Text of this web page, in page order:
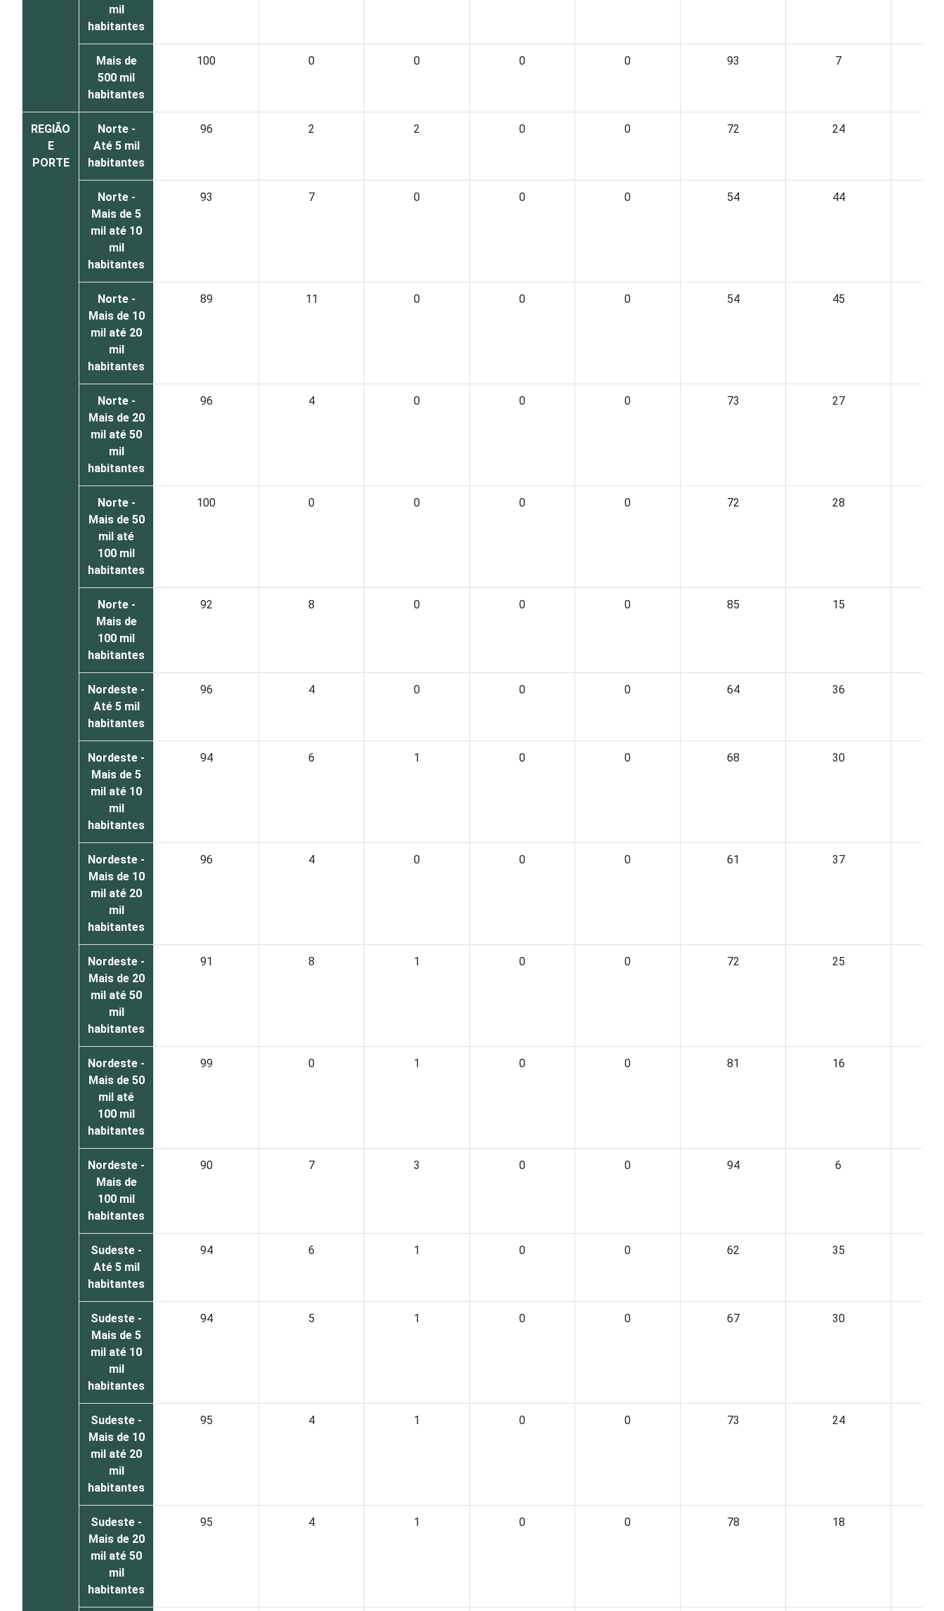
mil
habitantes
Mais de
500 mil
habitantes
100 0 0 0 0 93 7
REGIÃO
E
PORTE
Norte -
Até 5 mil
habitantes
96 2 2 0 0 72 24
Norte -
Mais de 5
mil até 10
mil
habitantes
93 7 0 0 0 54 44
Norte -
Mais de 10
mil até 20
mil
habitantes
89 11 0 0 0 54 45
Norte -
Mais de 20
mil até 50
mil
habitantes
96 4 0 0 0 73 27
Norte -
Mais de 50
mil até
100 mil
habitantes
100 0 0 0 0 72 28
Norte -
Mais de
100 mil
habitantes
92 8 0 0 0 85 15
Nordeste -
Até 5 mil
habitantes
96 4 0 0 0 64 36
Nordeste -
Mais de 5
mil até 10
mil
habitantes
94 6 1 0 0 68 30
Nordeste -
Mais de 10
mil até 20
mil
habitantes
96 4 0 0 0 61 37
Nordeste -
Mais de 20
mil até 50
mil
habitantes
91 8 1 0 0 72 25
Nordeste -
Mais de 50
mil até
100 mil
habitantes
99 0 1 0 0 81 16
Nordeste -
Mais de
100 mil
habitantes
90 7 3 0 0 94 6
Sudeste -
Até 5 mil
habitantes
94 6 1 0 0 62 35
Sudeste -
Mais de 5
mil até 10
mil
habitantes
94 5 1 0 0 67 30
Sudeste -
Mais de 10
mil até 20
mil
habitantes
95 4 1 0 0 73 24
Sudeste -
Mais de 20
mil até 50
mil
habitantes
95 4 1 0 0 78 18